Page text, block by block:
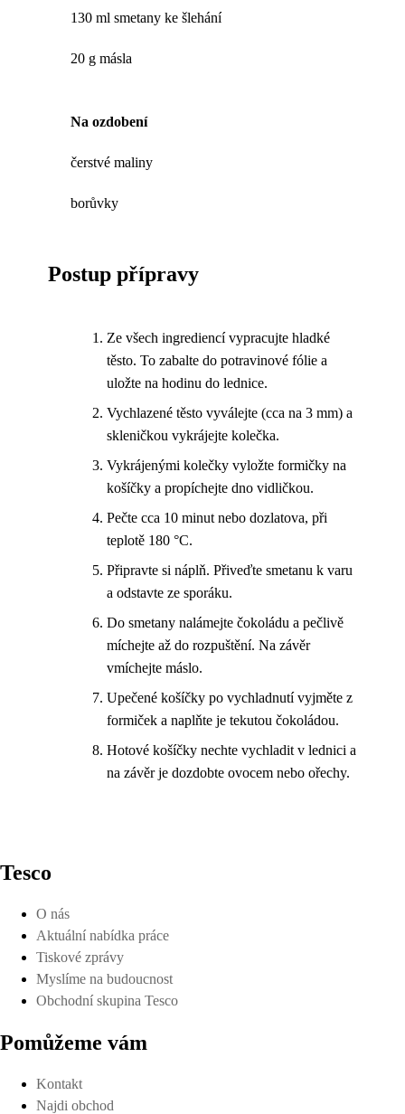
130 ml smetany ke šlehání
20 g másla
Na ozdobení
čerstvé maliny
borůvky
Postup přípravy
Ze všech ingrediencí vypracujte hladké
těsto. To zabalte do potravinové fólie a
uložte na hodinu do lednice.
Vychlazené těsto vyválejte (cca na 3 mm) a
skleničkou vykrájejte kolečka.
Vykrájenými kolečky vyložte formičky na
košíčky a propíchejte dno vidličkou.
Pečte cca 10 minut nebo dozlatova, při
teplotě 180 °C.
Připravte si náplň. Přiveďte smetanu k varu
a odstavte ze sporáku.
Do smetany nalámejte čokoládu a pečlivě
míchejte až do rozpuštění. Na závěr
vmíchejte máslo.
Upečené košíčky po vychladnutí vyjměte z
formiček a naplňte je tekutou čokoládou.
Hotové košíčky nechte vychladit v lednici a
na závěr je dozdobte ovocem nebo ořechy.
Tesco
O nás
Aktuální nabídka práce
Tiskové zprávy
Myslíme na budoucnost
Obchodní skupina Tesco
Pomůžeme vám
Kontakt
Najdi obchod